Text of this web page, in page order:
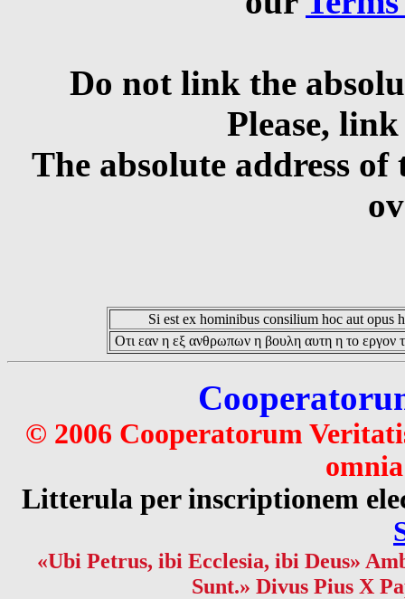
Do not link the
Please,
The absolute address
Si est ex hominibus consilium hoc aut opus
Οτι εαν η εξ ανθρωπων η βουλη αυτη η το εργον
© 2006 Cooperatorum
Litterula per inscriptionem
«Ubi Petrus, ibi Ecclesia, ibi Deus»
Sunt.» Divus Pius X